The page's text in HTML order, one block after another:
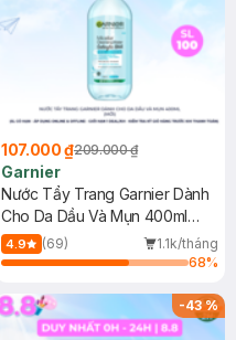
107.000 ₫209.000 ₫
Garnier
Nước Tẩy Trang Garnier Dành
Cho Da Dầu Và Mụn 400ml
(Mới)
4.9 (69)
1.1k/tháng
68%
-43%